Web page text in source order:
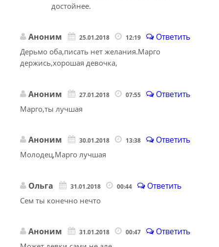
достойнее.
Аноним 25.01.2018 12:19 Ответить
Дерьмо оба,писать нет желания.Марго
держись,хорошая девочка,
Аноним 27.01.2018 07:55 Ответить
Марго,ты лучшая
Аноним 30.01.2018 13:38 Ответить
Молодец,Марго лучшая
Ольга 31.01.2018 00:44 Ответить
Сем ты конечно нечто
Аноним 31.01.2018 00:47 Ответить